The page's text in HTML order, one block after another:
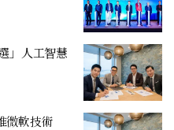
」人工智慧
微軟技術